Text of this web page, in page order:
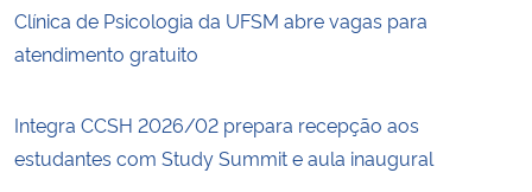
Clínica de Psicologia da UFSM abre vagas para
atendimento gratuito
Integra CCSH 2026/02 prepara recepção aos
estudantes com Study Summit e aula inaugural